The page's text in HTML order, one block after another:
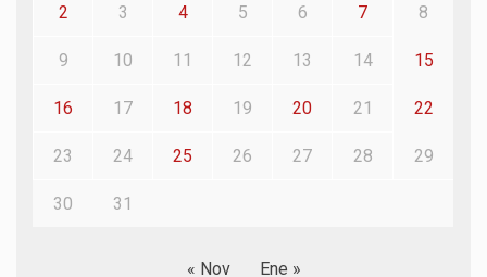
2 3 4 5 6 7 8
9 10 11 12 13 14 15
16 17 18 19 20 21 22
23 24 25 26 27 28 29
30 31
« Nov Ene »